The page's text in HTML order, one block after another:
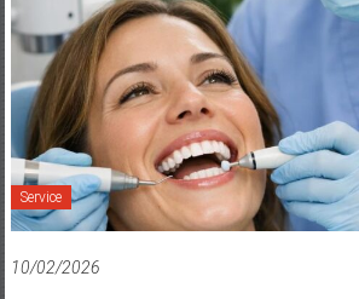
Service
10/02/2026